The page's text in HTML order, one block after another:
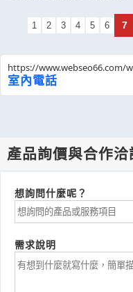
1 2 3 4 5 6 7
https://www.webseo66.com/
室內電話
產品詢價與合作洽
想詢問什麼呢？
需求說明